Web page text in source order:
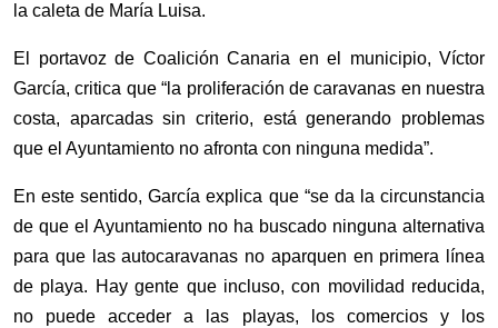
la caleta de María Luisa.
El portavoz de Coalición Canaria en el municipio, Víctor
García, critica que “la proliferación de caravanas en nuestra
costa, aparcadas sin criterio, está generando problemas
que el Ayuntamiento no afronta con ninguna medida”.
En este sentido, García explica que “se da la circunstancia
de que el Ayuntamiento no ha buscado ninguna alternativa
para que las autocaravanas no aparquen en primera línea
de playa. Hay gente que incluso, con movilidad reducida,
no puede acceder a las playas, los comercios y los